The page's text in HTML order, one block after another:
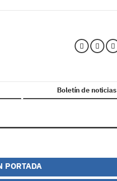
Boletín de noticias
PORTADA